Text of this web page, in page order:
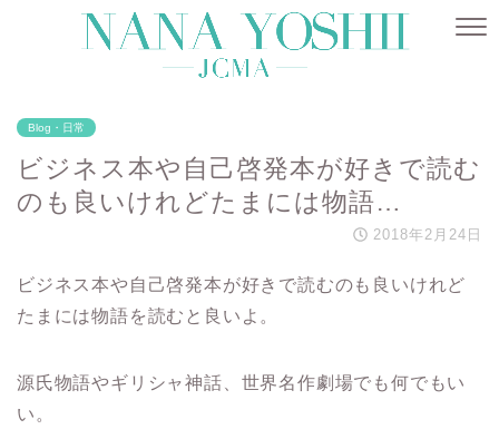
Blog・日常
ビジネス本や自己啓発本が好きで読む
のも良いけれどたまには物語…
2018年2月24日
ビジネス本や自己啓発本が好きで読むのも良いけれど
たまには物語を読むと良いよ。
源氏物語やギリシャ神話、世界名作劇場でも何でもい
い。